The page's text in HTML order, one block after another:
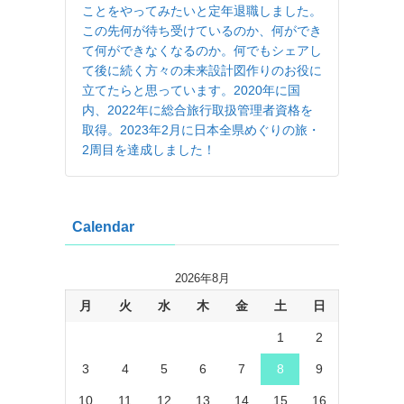
ことをやってみたいと定年退職しました。
この先何が待ち受けているのか、何ができ
て何ができなくなるのか。何でもシェアし
て後に続く方々の未来設計図作りのお役に
立てたらと思っています。2020年に国
内、2022年に総合旅行取扱管理者資格を
取得。2023年2月に日本全県めぐりの旅・
2周目を達成しました！
Calendar
2026年8月
月 火 水 木 金 土 日
1 2
3 4 5 6 7 8 9
10 11 12 13 14 15 16